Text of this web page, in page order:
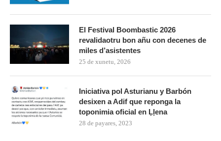
El Festival Boombastic 2026
revalidaotru bon añu con decenes de
miles d’asistentes
25 de xunetu, 2026
Iniciativa pol Asturianu y Barbón
desixen a Adif que reponga la
toponimia oficial en Ḷḷena
28 de payares, 2023